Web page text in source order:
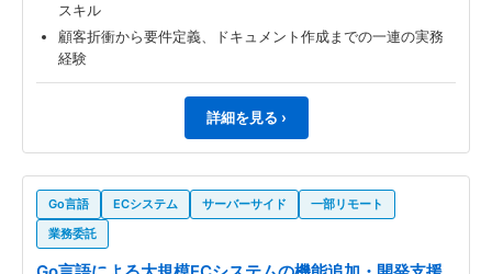
スキル
顧客折衝から要件定義、ドキュメント作成までの一連の実務
経験
詳細を見る ›
Go言語 ECシステム サーバーサイド
一部リモート
業務委託